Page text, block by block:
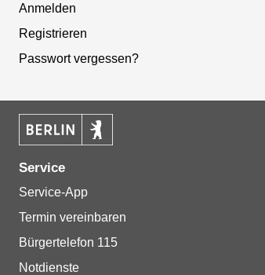
Anmelden
Registrieren
Passwort vergessen?
Service
Service-App
Termin vereinbaren
Bürgertelefon 115
Notdienste